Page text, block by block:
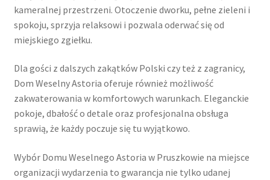
kameralnej przestrzeni. Otoczenie dworku, pełne zieleni i
spokoju, sprzyja relaksowi i pozwala oderwać się od
miejskiego zgiełku.
Dla gości z dalszych zakątków Polski czy też z zagranicy,
Dom Weselny Astoria oferuje również możliwość
zakwaterowania w komfortowych warunkach. Eleganckie
pokoje, dbałość o detale oraz profesjonalna obsługa
sprawią, że każdy poczuje się tu wyjątkowo.
Wybór Domu Weselnego Astoria w Pruszkowie na miejsce
organizacji wydarzenia to gwarancja nie tylko udanej